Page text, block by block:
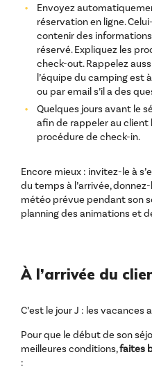
Envoyez
réservation en ligne.
contenir des
réservé. Expliquez les
check-out. Rappelez
l’équipe du camping est
ou par email s’il a des
Quelques jours avant le
afin de rappeler au client
procédure de check-in.
Encore mieux : invitez-le à
du temps à l’arrivée,
météo prévue pendant son
planning des animations et
À l’arrivée du
C’est le jour J : les
Pour que le début de son
meilleures conditions,faites
: